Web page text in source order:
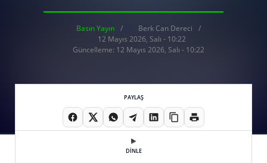
Basın Yayın
Berk Can Dereci
12 Mayıs 2026, Salı - 10:22
Güncelleme: 12 Mayıs 2026, Salı - 10:22
PAYLAŞ
DİNLE